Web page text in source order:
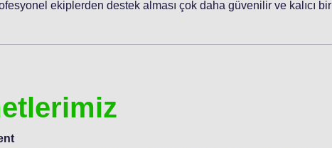
ekiplerden destek alması çok daha güvenilir ve kalıcı bir